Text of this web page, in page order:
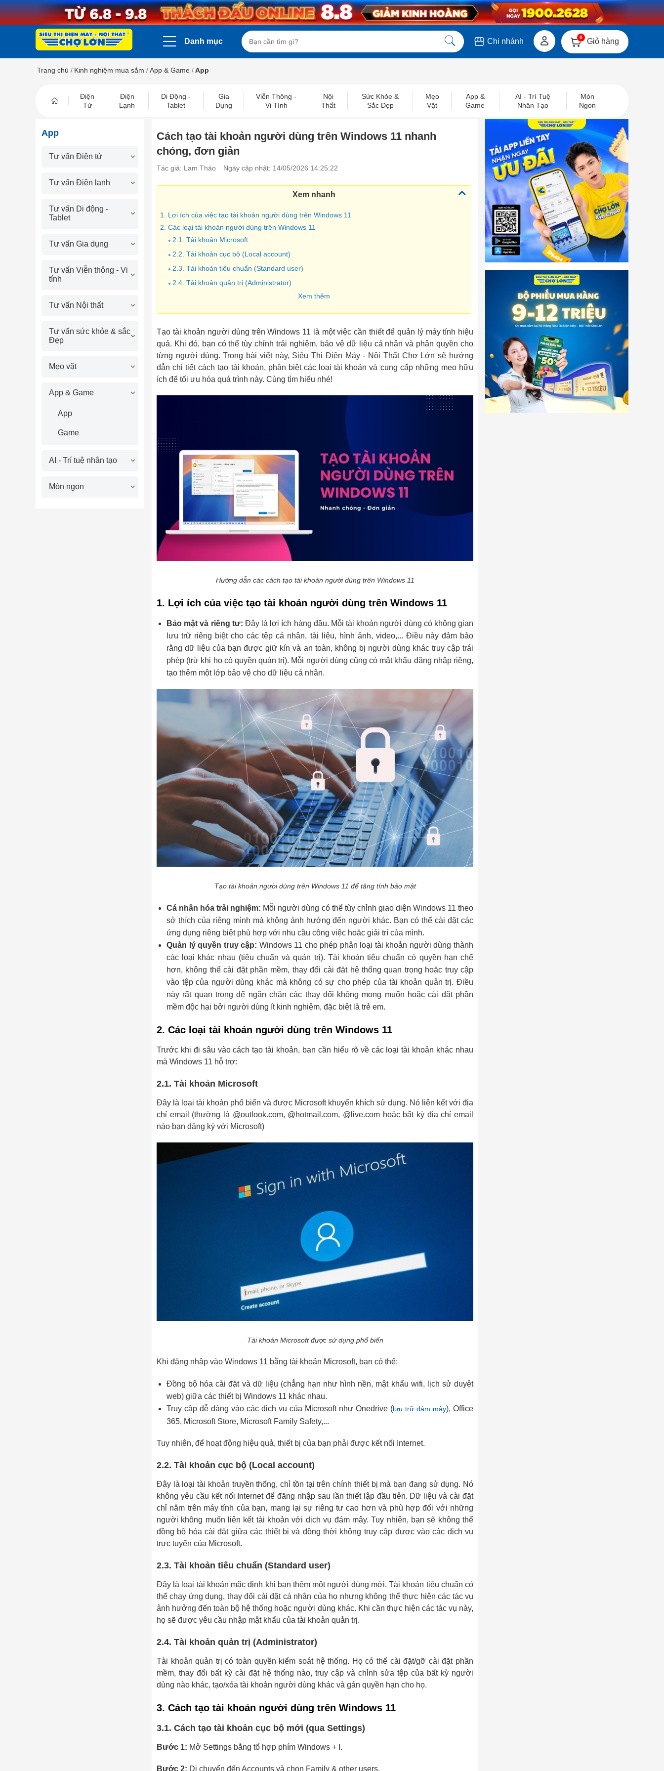
Danh mục Chi nhánh 0 Giỏ hàng
Trang chủ / Kinh nghiệm mua sắm /App & Game /App
Điện
Tử
Điện
Lạnh
Di Động -
Tablet
Gia
Dụng
Viễn Thông -
Vi Tính
Nội
Thất
Sức Khỏe &
Sắc Đẹp
Mẹo
Vặt
App &
Game
AI - Trí Tuệ
Nhân Tạo
Món
Ngon
App
Tư vấn Điện tử
Tư vấn Điện lạnh
Tư vấn Di động -
Tablet
Tư vấn Gia dụng
Tư vấn Viễn thông - Vi
tính
Tư vấn Nội thất
Tư vấn sức khỏe & sắc
Đẹp
Mẹo vặt
App & Game
App
Game
AI - Trí tuệ nhân tạo
Món ngon
Cách tạo tài khoản người dùng trên Windows 11 nhanh
chóng, đơn giản
Tác giả: Lam Thảo Ngày cập nhật: 14/05/2026 14:25:22
Xem nhanh
1. Lợi ích của việc tạo tài khoản người dùng trên Windows 11
2. Các loại tài khoản người dùng trên Windows 11
2.1. Tài khoản Microsoft
2.2. Tài khoản cục bộ (Local account)
2.3. Tài khoản tiêu chuẩn (Standard user)
2.4. Tài khoản quản trị (Administrator)
3. Cách tạo tài khoản người dùng trên Windows 11
3.3. Cách tạo tài khoản cục bộ bằng Computer Management
Xem thêm
Tạo tài khoản người dùng trên Windows 11 là một việc cần thiết để quản lý máy tính hiệu
quả. Khi đó, bạn có thể tùy chỉnh trải nghiệm, bảo vệ dữ liệu cá nhân và phân quyền cho
từng người dùng. Trong bài viết này, Siêu Thị Điện Máy - Nội Thất Chợ Lớn sẽ hướng
dẫn chi tiết cách tạo tài khoản, phân biệt các loại tài khoản và cung cấp những mẹo hữu
ích để tối ưu hóa quá trình này. Cùng tìm hiểu nhé!
Hướng dẫn các cách tạo tài khoản người dùng trên Windows 11
1. Lợi ích của việc tạo tài khoản người dùng trên Windows 11
Bảo mật và riêng tư: Đây là lợi ích hàng đầu. Mỗi tài khoản người dùng có không gian
lưu trữ riêng biệt cho các tệp cá nhân, tài liệu, hình ảnh, video,... Điều này đảm bảo
rằng dữ liệu của bạn được giữ kín và an toàn, không bị người dùng khác truy cập trái
phép (trừ khi họ có quyền quản trị). Mỗi người dùng cũng có mật khẩu đăng nhập riêng,
tạo thêm một lớp bảo vệ cho dữ liệu cá nhân.
Tạo tài khoản người dùng trên Windows 11 để tăng tính bảo mật
Cá nhân hóa trải nghiệm: Mỗi người dùng có thể tùy chỉnh giao diện Windows 11 theo
sở thích của riêng mình mà không ảnh hưởng đến người khác. Bạn có thể cài đặt các
ứng dụng riêng biệt phù hợp với nhu cầu công việc hoặc giải trí của mình.
Quản lý quyền truy cập: Windows 11 cho phép phân loại tài khoản người dùng thành
các loại khác nhau (tiêu chuẩn và quản trị). Tài khoản tiêu chuẩn có quyền hạn chế
hơn, không thể cài đặt phần mềm, thay đổi cài đặt hệ thống quan trọng hoặc truy cập
vào tệp của người dùng khác mà không có sự cho phép của tài khoản quản trị. Điều
này rất quan trọng để ngăn chặn các thay đổi không mong muốn hoặc cài đặt phần
mềm độc hại bởi người dùng ít kinh nghiệm, đặc biệt là trẻ em.
2. Các loại tài khoản người dùng trên Windows 11
Trước khi đi sâu vào cách tạo tài khoản, bạn cần hiểu rõ về các loại tài khoản khác nhau
mà Windows 11 hỗ trợ:
2.1. Tài khoản Microsoft
Đây là loại tài khoản phổ biến và được Microsoft khuyến khích sử dụng. Nó liên kết với địa
chỉ email (thường là @outlook.com, @hotmail.com, @live.com hoặc bất kỳ địa chỉ email
nào bạn đăng ký với Microsoft)
Tài khoản Microsoft được sử dụng phổ biến
Khi đăng nhập vào Windows 11 bằng tài khoản Microsoft, bạn có thể:
Đồng bộ hóa cài đặt và dữ liệu (chẳng hạn như hình nền, mật khẩu wifi, lịch sử duyệt
web) giữa các thiết bị Windows 11 khác nhau.
Truy cập dễ dàng vào các dịch vụ của Microsoft như Onedrive (lưu trữ đám mây), Office
365, Microsoft Store, Microsoft Family Safety,...
Tuy nhiên, để hoạt động hiệu quả, thiết bị của bạn phải được kết nối Internet.
2.2. Tài khoản cục bộ (Local account)
Đây là loại tài khoản truyền thống, chỉ tồn tại trên chính thiết bị mà bạn đang sử dụng. Nó
không yêu cầu kết nối Internet để đăng nhập sau lần thiết lập đầu tiên. Dữ liệu và cài đặt
chỉ nằm trên máy tính của bạn, mang lại sự riêng tư cao hơn và phù hợp đối với những
người không muốn liên kết tài khoản với dịch vụ đám mây. Tuy nhiên, bạn sẽ không thể
đồng bộ hóa cài đặt giữa các thiết bị và đồng thời không truy cập được vào các dịch vụ
trực tuyến của Microsoft.
2.3. Tài khoản tiêu chuẩn (Standard user)
Đây là loại tài khoản mặc định khi bạn thêm một người dùng mới. Tài khoản tiêu chuẩn có
thể chạy ứng dụng, thay đổi cài đặt cá nhân của họ nhưng không thể thực hiện các tác vụ
ảnh hưởng đến toàn bộ hệ thống hoặc người dùng khác. Khi cần thực hiện các tác vụ này,
họ sẽ được yêu cầu nhập mật khẩu của tài khoản quản trị.
2.4. Tài khoản quản trị (Administrator)
Tài khoản quản trị có toàn quyền kiểm soát hệ thống. Họ có thể cài đặt/gỡ cài đặt phần
mềm, thay đổi bất kỳ cài đặt hệ thống nào, truy cập và chỉnh sửa tệp của bất kỳ người
dùng nào khác, tạo/xóa tài khoản người dùng khác và gán quyền hạn cho họ.
3. Cách tạo tài khoản người dùng trên Windows 11
3.1. Cách tạo tài khoản cục bộ mới (qua Settings)
Bước 1: Mở Settings bằng tổ hợp phím Windows + I.
Bước 2: Di chuyển đến Accounts và chọn Family & other users.